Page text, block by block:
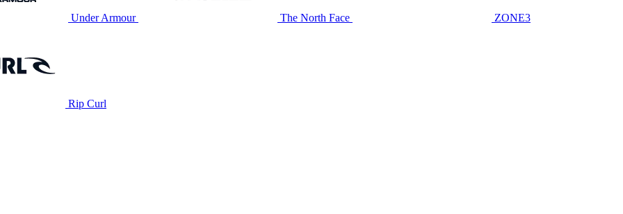
Under Armour The North Face ZONE3
Rip Curl